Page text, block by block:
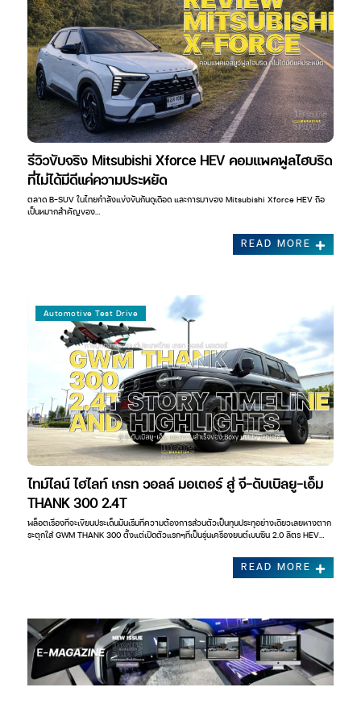
รีวิวขับจริง Mitsubishi Xforce HEV คอมแพคฟูลไฮบริด
ที่ไม่ได้มีดีแค่ความประหยัด
ตลาด B-SUV ในไทยกำลังแข่งขันกันดุเดือด และการมาของ Mitsubishi Xforce HEV ถือ
เป็นหมากสำคัญของ…
READ MORE
Automotive Test Drive
ไทม์ไลน์ ไฮไลท์ เกรท วอลล์ มอเตอร์ สู่ จี-ดับเบิลยู-เอ็ม
THANK 300 2.4T
พล็อตเรื่องที่จะเขียนประเด็นมันเริ่มที่ความต้องการส่วนตัวเป็นทุนประทุอย่างเดียวเลยหางตาก
ระตุกใส่ GWM THANK 300 ตั้งแต่เปิดตัวแรกๆที่เป็นรุ่นเครื่องยนต์เบนซิน 2.0 ลิตร HEV…
READ MORE